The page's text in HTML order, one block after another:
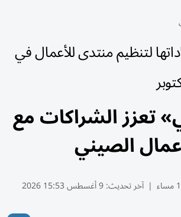
لتنظيم منتدى للأعمال في
تعزز الشراكات مع
الصيني
| آخر تحديث:9 أغسطس 15:53 2026